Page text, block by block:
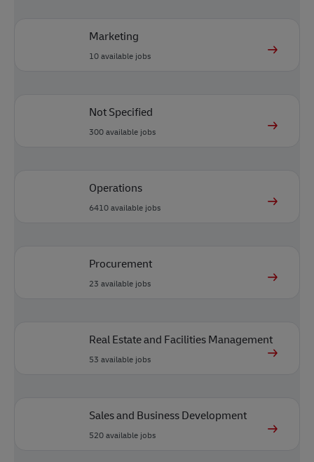
Marketing
10available jobs
Not Specified
300available jobs
Operations
6410available jobs
Procurement
23 available jobs
Real Estate and Facilities Management
53 available jobs
Sales and Business Development
520available jobs